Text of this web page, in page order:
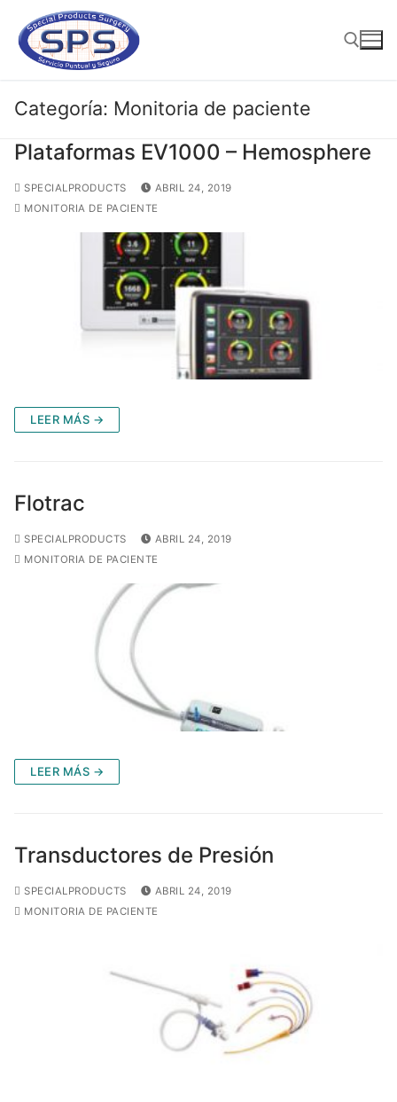
contenido
Buscar:
Categoría: Monitoria de paciente
Plataformas EV1000 – Hemosphere
SPECIALPRODUCTS
ABRIL 24, 2019
MONITORIA DE PACIENTE
LEER MÁS →
Flotrac
SPECIALPRODUCTS
ABRIL 24, 2019
MONITORIA DE PACIENTE
LEER MÁS →
Transductores de Presión
SPECIALPRODUCTS
ABRIL 24, 2019
MONITORIA DE PACIENTE